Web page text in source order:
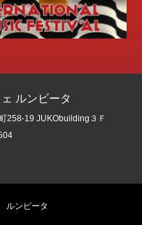
ルンビータ
258-19 JUKObuilding３Ｆ
ルンビータ